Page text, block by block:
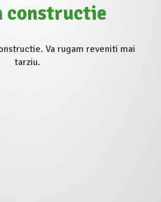
constructie
Va rugam reveniti mai
tarziu.